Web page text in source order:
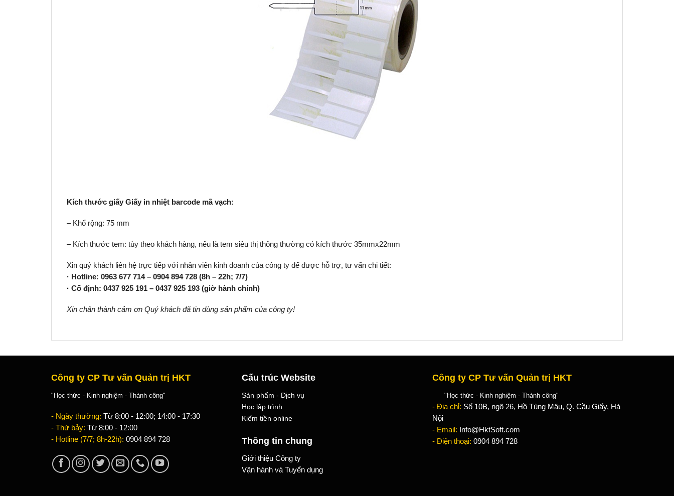
Kích thước giấy Giấy in nhiệt barcode mã vạch:
– Khổ rộng: 75 mm
– Kích thước tem: tùy theo khách hàng, nếu là tem siêu thị thông thường có kích thước 35mmx22mm
Xin quý khách liên hệ trực tiếp với nhân viên kinh doanh của công ty để được hỗ trợ, tư vấn chi tiết:
· Hotline: 0963 677 714 – 0904 894 728 (8h – 22h; 7/7)
· Cố định: 0437 925 191 – 0437 925 193 (giờ hành chính)
Xin chân thành cảm ơn Quý khách đã tin dùng sản phẩm của công ty!
Công ty CP Tư vấn Quản trị HKT
"Học thức - Kinh nghiệm - Thành công"
- Ngày thường: Từ 8:00 - 12:00; 14:00 - 17:30
- Thứ bảy: Từ 8:00 - 12:00
- Hotline (7/7; 8h-22h): 0904 894 728
Cấu trúc Website
Sản phẩm - Dịch vụ
Học lập trình
Kiếm tiền online
Thông tin chung
Giới thiệu Công ty
Vận hành và Tuyển dụng
Công ty CP Tư vấn Quản trị HKT
"Học thức - Kinh nghiệm - Thành công"
- Địa chỉ: Số 10B, ngõ 26, Hồ Tùng Mậu, Q. Cầu Giấy, Hà
Nội
- Email: Info@HktSoft.com
- Điện thoại: 0904 894 728